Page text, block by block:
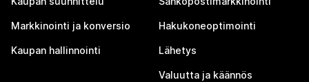
Markkinointi ja konversio
Kaupan hallinnointi
Hakukoneoptimointi
Lähetys
Valuutta ja käännös